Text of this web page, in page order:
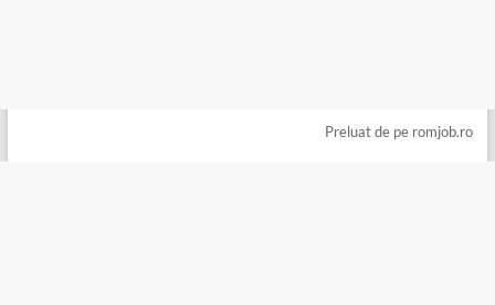
Preluat de pe romjob.ro